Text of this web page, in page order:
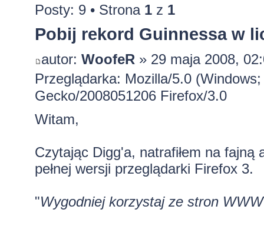
Posty: 9 • Strona 1z 1
Pobij rekord Guinnessa w
autor: WoofeR » 29 maja 2008,
Przeglądarka: Mozilla/5.0
Gecko/2008051206 Firefox/3.0
Witam,
Czytając Digg'a, natrafiłem na
pełnej wersji przeglądarki Firefox 3.
"Wygodniej korzystaj ze stron WWW